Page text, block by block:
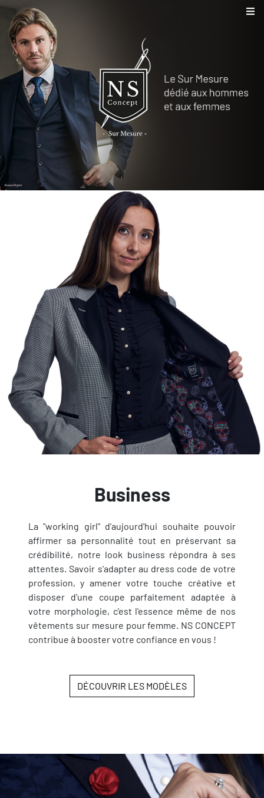
Business
La "working girl" d'aujourd'hui souhaite pouvoir
affirmer sa personnalité tout en préservant sa
crédibilité, notre look business répondra à ses
attentes. Savoir s'adapter au dress code de votre
profession, y amener votre touche créative et
disposer d'une coupe parfaitement adaptée à
votre morphologie, c'est l'essence même de nos
vêtements sur mesure pour femme. NS CONCEPT
contribue à booster votre confiance en vous !
DÉCOUVRIR LES MODÈLES